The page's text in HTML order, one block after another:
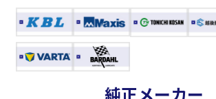
純正メーカー